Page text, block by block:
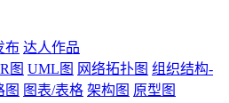
布 达人作品
图 UML图 网络拓扑图 组织结构-
图 图表/表格 架构图 原型图